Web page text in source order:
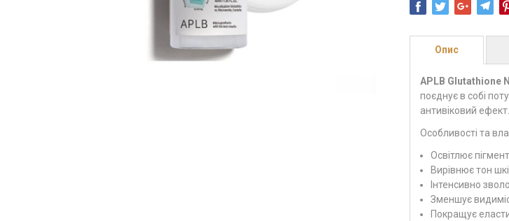
Опис
APLB Glutathione
поєднує в собі
антивіковий ефект.
Особливості та
Освітлює
Вирівнює тон
Інтенсивно
Зменшує
Покращує